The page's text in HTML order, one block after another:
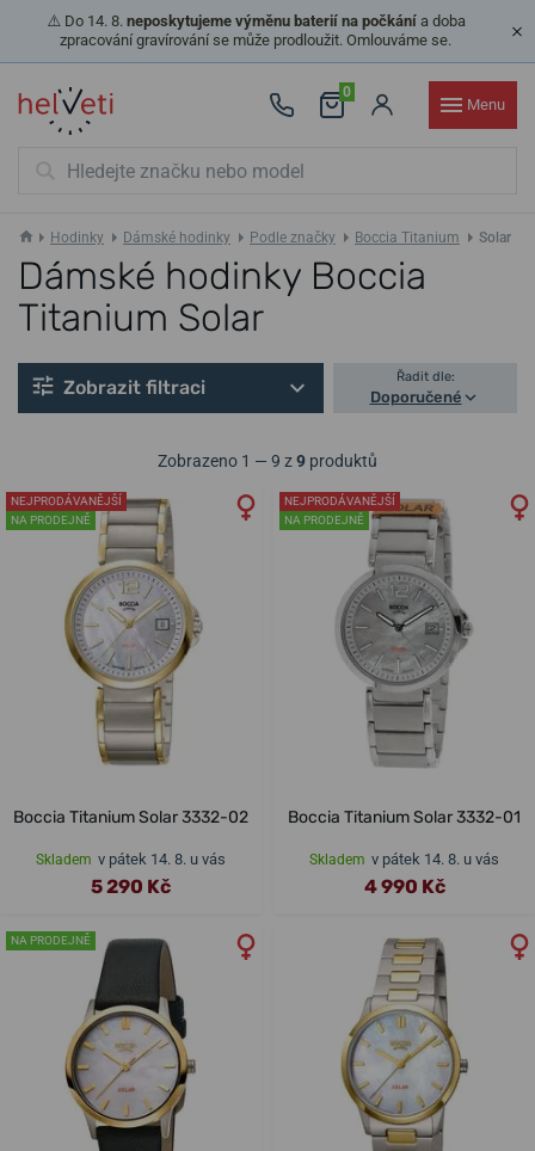
⚠️ Do 14. 8. neposkytujeme výměnu baterií na počkánía doba
zpracování gravírování se může prodloužit. Omlouváme se.
0
Menu
Hodinky Dámské hodinky Podle značky Boccia Titanium Solar
Dámské hodinky Boccia
Titanium Solar
Zobrazit filtraci Řadit dle:
Doporučené
Zobrazeno 1 — 9 z9 produktů
NEJPRODÁVANĚJŠÍ
NA PRODEJNĚ
Boccia Titanium Solar 3332-02
Skladem v pátek 14. 8. u vás
5 290 Kč
NEJPRODÁVANĚJŠÍ
NA PRODEJNĚ
Boccia Titanium Solar 3332-01
Skladem v pátek 14. 8. u vás
4 990 Kč
NA PRODEJNĚ